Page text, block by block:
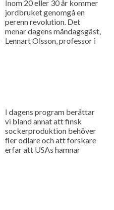
Inom 20 eller 30 år kommer
jordbruket genomgå en
perenn revolution. Det
menar dagens måndagsgäst,
Lennart Olsson, professor i
I dagens program berättar
vi bland annat att finsk
sockerproduktion behöver
fler odlare och att forskare
erfar att USAs hamnar